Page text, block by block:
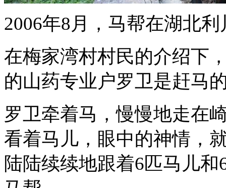
2006年8月，马帮在湖北
在梅家湾村村民的介绍下
的山药专业户罗卫是赶马
罗卫牵着马，慢慢地走在
看着马儿，眼中的神情，
陆陆续续地跟着6匹马儿